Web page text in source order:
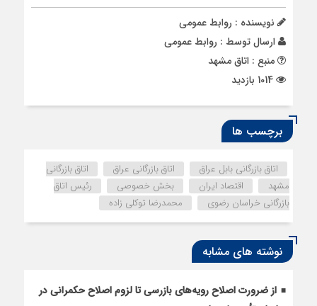
نویسنده : روابط عمومی
ارسال توسط : روابط عمومی
منبع : اتاق مشهد
برچسب ها
اتاق بازرگانی بابل عراق اتاق بازرگانی عراق
اتاق بازرگانی
مشهد
اقتصاد ایران بخش خصوصی
رئیس اتاق
بازرگانی خراسان رضوی
محمدرضا توکلی زاده
نوشته های مشابه
از ضرورت اصلاح رویه‌های بازرسی تا لزوم اصلاح حکمرانی در